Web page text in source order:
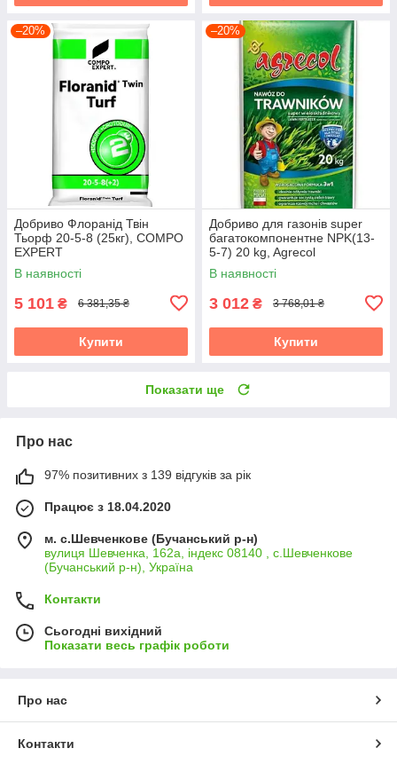
–20%
Добриво Флоранід Твін
Тьорф 20-5-8 (25кг), COMPO
EXPERT
В наявності
5 101 ₴ 6 381,35 ₴
Купити
–20%
Добриво для газонів super
багатокомпонентне NPK(13-
5-7) 20 kg, Agrecol
В наявності
3 012 ₴ 3 768,01 ₴
Купити
Показати ще
Про нас
97% позитивних з 139 відгуків за рік
Працює з 18.04.2020
м. с.Шевченкове (Бучанський р-н)
вулиця Шевченка, 162а, індекс 08140 , с.Шевченкове
(Бучанський р-н), Україна
Контакти
Сьогодні вихідний
Показати весь графік роботи
Про нас
Контакти